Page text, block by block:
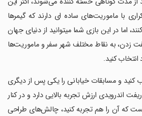
با ماموریت‌های ساده ای دارند که گیمرها
اما در این بازی شما میتوانید از دنیای جهان
زدن، به نقاط مختلف شهر سفر و ماموریت‌ها
انتخاب کنید.
کنید و مسابقات خیابانی را یکی پس از دیگری
اندرویدی ارزش تجربه بالایی دارد و در کنار
که آن را هم تجربه کنید، چالش‌های طراحی